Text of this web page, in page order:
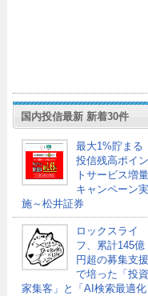
国内投信最新 新着30件
最大1%貯まる
投信残高ポイン
トサービス増量
キャンペーン実
施～松井証券
ロックスライ
フ、累計145億
円超の募集支援
で培った「投資
家集客」と「AI検索最適化